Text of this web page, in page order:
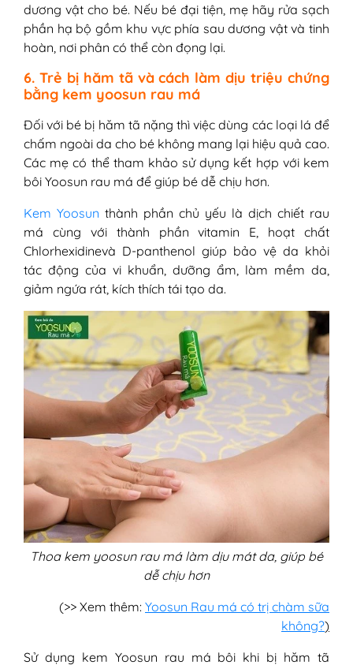
dương vật cho bé. Nếu bé đại tiện, mẹ hãy rửa sạch
phần hạ bộ gồm khu vực phía sau dương vật và tinh
hoàn, nơi phân có thể còn đọng lại.
6. Trẻ bị hăm tã và cách làm dịu triệu chứng
bằng kem yoosun rau má
Đối với bé bị hăm tã nặng thì việc dùng các loại lá để
chấm ngoài da cho bé không mang lại hiệu quả cao.
Các mẹ có thể tham khảo sử dụng kết hợp với kem
bôi Yoosun rau má để giúp bé dễ chịu hơn.
Kem Yoosun thành phần chủ yếu là dịch chiết rau
má cùng với thành phần vitamin E, hoạt chất
Chlorhexidinevà D-panthenol giúp bảo vệ da khỏi
tác động của vi khuẩn, dưỡng ẩm, làm mềm da,
giảm ngứa rát, kích thích tái tạo da.
Thoa kem yoosun rau má làm dịu mát da, giúp bé
dễ chịu hơn
(>> Xem thêm: Yoosun Rau má có trị chàm sữa
không?)
Sử dụng kem Yoosun rau má bôi khi bị hăm tã